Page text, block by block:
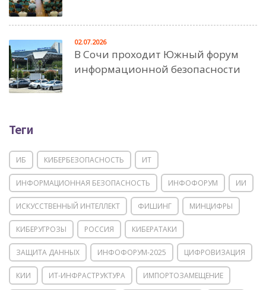
В Сочи проходит Южный форум
информационной безопасности
02.07.2026
Теги
ИБ КИБЕРБЕЗОПАСНОСТЬ ИТ
ИНФОРМАЦИОННАЯ БЕЗОПАСНОСТЬ ИНФОФОРУМ ИИ
ИСКУССТВЕННЫЙ ИНТЕЛЛЕКТ ФИШИНГ МИНЦИФРЫ
КИБЕРУГРОЗЫ РОССИЯ КИБЕРАТАКИ
ЗАЩИТА ДАННЫХ ИНФОФОРУМ-2025 ЦИФРОВИЗАЦИЯ
КИИ ИТ-ИНФРАСТРУКТУРА ИМПОРТОЗАМЕЩЕНИЕ